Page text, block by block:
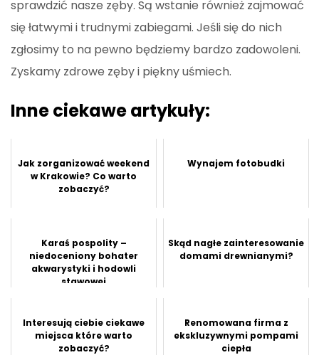
sprawdzić nasze zęby. Są wstanie również zajmować
się łatwymi i trudnymi zabiegami. Jeśli się do nich
zgłosimy to na pewno będziemy bardzo zadowoleni.
Zyskamy zdrowe zęby i piękny uśmiech.
Inne ciekawe artykuły:
Jak zorganizować weekend
w Krakowie? Co warto
zobaczyć?
Wynajem fotobudki
Karaś pospolity –
niedoceniony bohater
akwarystyki i hodowli
stawowej
Skąd nagłe zainteresowanie
domami drewnianymi?
Interesują ciebie ciekawe
miejsca które warto
zobaczyć?
Renomowana firma z
ekskluzywnymi pompami
ciepła